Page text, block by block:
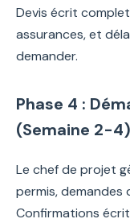
Devis écrit
assurances, et
demander.
Phase 4 :
(Semaine 2-4)
Le chef de projet
permis,
Confirmations